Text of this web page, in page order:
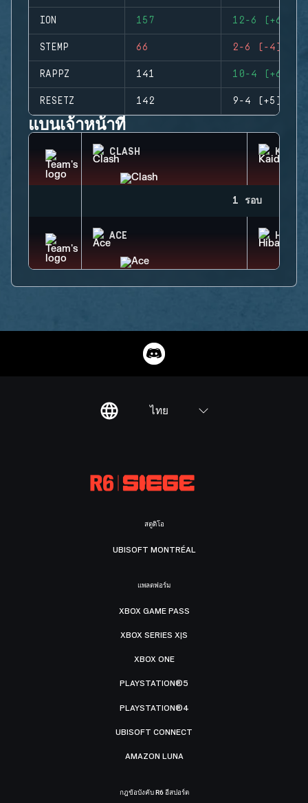
ION 157 12-6 (+6)
STEMP 66 2-6 (-4)
RAPPZ 141 10-4 (+6)
RESETZ 142 9-4 (+5)
แบนเจ้าหน้าที่
CLASH KAID
1 รอบ
ACE
ไทย
สตูดิโอ
UBISOFT MONTRÉAL
แพลตฟอร์ม
XBOX GAME PASS
XBOX SERIES X|S
XBOX ONE
PLAYSTATION®5
PLAYSTATION®4
UBISOFT CONNECT
AMAZON LUNA
กฎข้อบังคับ R6 อีสปอร์ต